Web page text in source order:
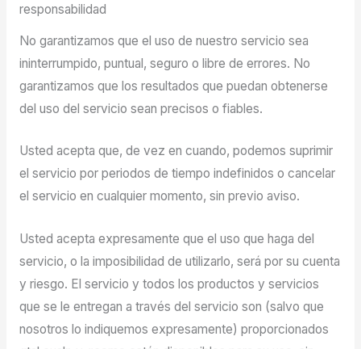
responsabilidad
No garantizamos que el uso de nuestro servicio sea
ininterrumpido, puntual, seguro o libre de errores. No
garantizamos que los resultados que puedan obtenerse
del uso del servicio sean precisos o fiables.
Usted acepta que, de vez en cuando, podemos suprimir
el servicio por periodos de tiempo indefinidos o cancelar
el servicio en cualquier momento, sin previo aviso.
Usted acepta expresamente que el uso que haga del
servicio, o la imposibilidad de utilizarlo, será por su cuenta
y riesgo. El servicio y todos los productos y servicios
que se le entregan a través del servicio son (salvo que
nosotros lo indiquemos expresamente) proporcionados